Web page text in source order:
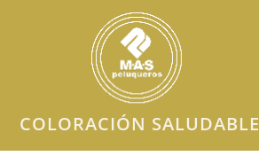
COLORACIÓN SALUDABLE